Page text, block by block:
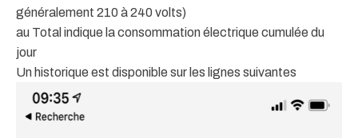
généralement 210 à 240 volts)
au Total indique la consommation électrique cumulée du
jour
Un historique est disponible sur les lignes suivantes